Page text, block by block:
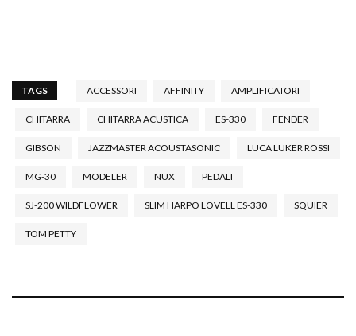
TAGS ACCESSORI AFFINITY AMPLIFICATORI
CHITARRA CHITARRA ACUSTICA ES-330 FENDER
GIBSON JAZZMASTER ACOUSTASONIC LUCA LUKER ROSSI
MG-30 MODELER NUX PEDALI
SJ-200 WILDFLOWER SLIM HARPO LOVELL ES-330 SQUIER
TOM PETTY